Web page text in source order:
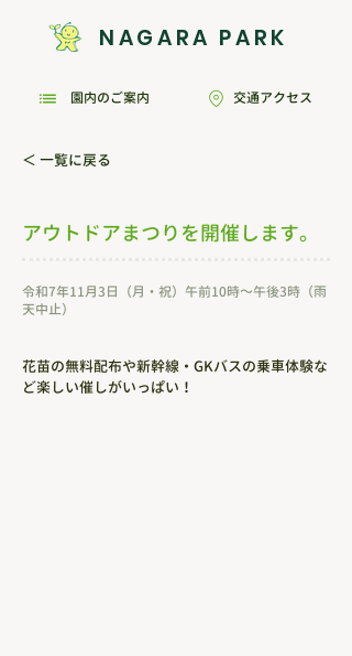
NAGARA PARK
園内のご案内 交通アクセス
＜ 一覧に戻る
アウトドアまつりを開催します。
令和7年11月3日（月・祝）午前10時～午後3時（雨
天中止）
花苗の無料配布や新幹線・GKバスの乗車体験な
ど楽しい催しがいっぱい！